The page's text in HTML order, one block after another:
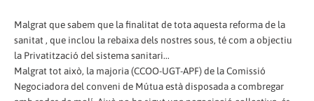
Malgrat que sabem que la finalitat de tota aquesta reforma de la
sanitat , que inclou la rebaixa dels nostres sous, té com a objectiu
la Privatització del sistema sanitari...
Malgrat tot això, la majoria (CCOO-UGT-APF) de la Comissió
Negociadora del conveni de Mútua està disposada a combregar